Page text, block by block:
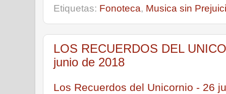
Etiquetas: Fonoteca, Musica sin
LOS RECUERDOS DEL
junio de 2018
Los Recuerdos del Unicornio - 26